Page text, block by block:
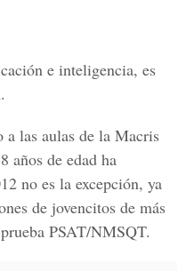
e inteligencia, es
a las aulas de la Macris
años de edad ha
no es la excepción, ya
de jovencitos de más
PSAT/NMSQT.